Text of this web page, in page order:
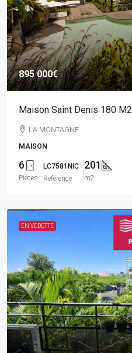
895 000€
Maison Saint Denis 180 M2
LA MONTAGNE
MAISON
6
Pièces
LC7581NIC
Référence
201
m2
EN VEDETTE